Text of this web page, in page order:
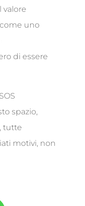
valore
uno
di essere
spazio,
tutte
motivi, non